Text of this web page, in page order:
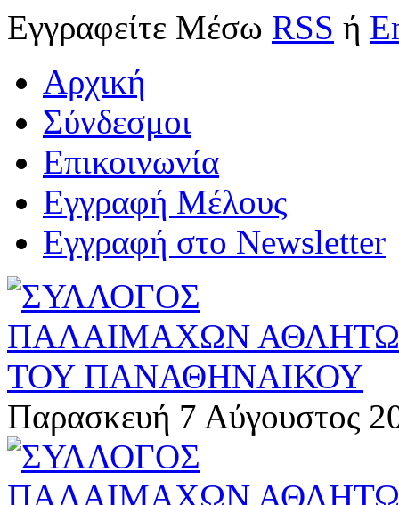
Εγγραφείτε Μέσω RSS ή
Αρχική
Σύνδεσμοι
Επικοινωνία
Εγγραφή Μέλους
Εγγραφή στο Newsletter
Παρασκευή 7 Αύγουστος